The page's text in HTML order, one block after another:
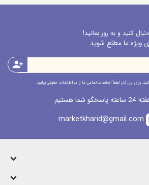
کنید و به روز بمانید!
ویژه ما مطلع شوید
person_add
برای این کار، لطفاً اطلاعات تماس ما را در اطلاعات حقوقی بیابید.